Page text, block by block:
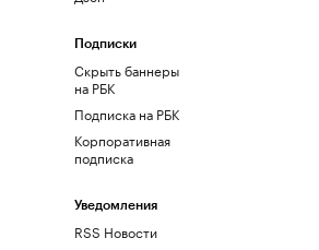
Подписки
Скрыть баннеры
на РБК
Подписка на РБК
Корпоративная
подписка
Уведомления
RSS Новости